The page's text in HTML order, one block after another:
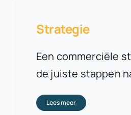
Strategie
Een commerciële
de juiste stappen
Lees meer